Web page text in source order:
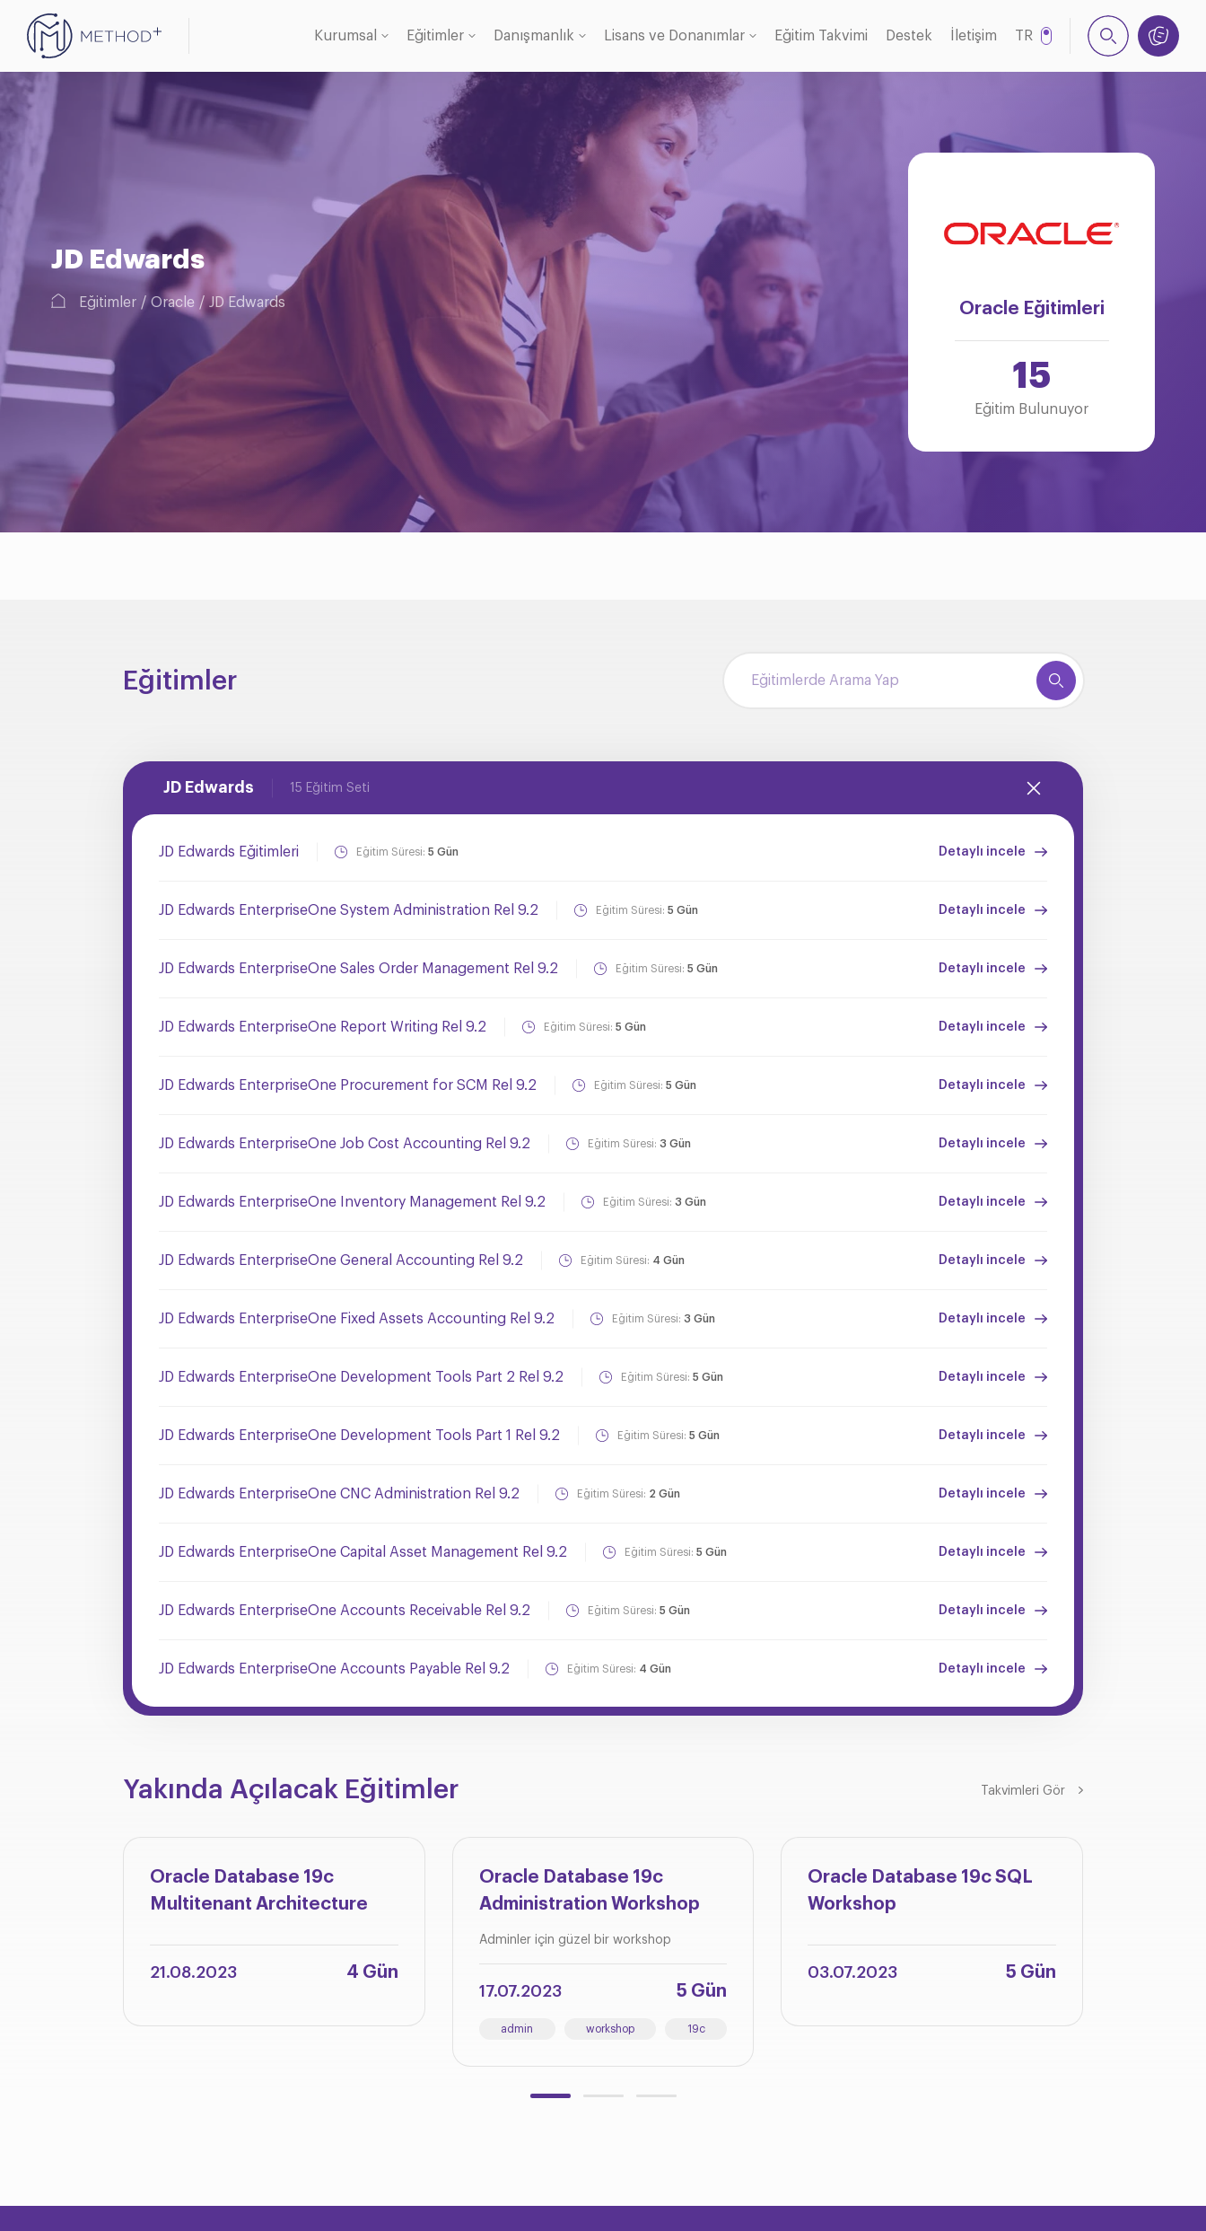
Kurumsal Eğitimler Danışmanlık
Veritabanı
Lisans ve Donanımlar
Oracle Lisans
Eğitim Takvimi Destek İletişim
TR
JD Edwards
Eğitimler Oracle JD Edwards Oracle Eğitimleri
15
Eğitim Bulunuyor
Eğitimler
JD Edwards 15 Eğitim Seti
JD Edwards Eğitimleri Eğitim Süresi: 5 Gün Detaylı incele
JD Edwards EnterpriseOne System Administration Rel 9.2 Eğitim Süresi: 5 Gün Detaylı incele
JD Edwards EnterpriseOne Sales Order Management Rel 9.2 Eğitim Süresi: 5 Gün Detaylı incele
JD Edwards EnterpriseOne Report Writing Rel 9.2 Eğitim Süresi: 5 Gün Detaylı incele
JD Edwards EnterpriseOne Procurement for SCM Rel 9.2 Eğitim Süresi: 5 Gün Detaylı incele
JD Edwards EnterpriseOne Job Cost Accounting Rel 9.2 Eğitim Süresi: 3 Gün Detaylı incele
JD Edwards EnterpriseOne Inventory Management Rel 9.2 Eğitim Süresi: 3 Gün Detaylı incele
JD Edwards EnterpriseOne General Accounting Rel 9.2 Eğitim Süresi: 4 Gün Detaylı incele
JD Edwards EnterpriseOne Fixed Assets Accounting Rel 9.2 Eğitim Süresi: 3 Gün Detaylı incele
JD Edwards EnterpriseOne Development Tools Part 2 Rel 9.2 Eğitim Süresi: 5 Gün Detaylı incele
JD Edwards EnterpriseOne Development Tools Part 1 Rel 9.2 Eğitim Süresi: 5 Gün Detaylı incele
JD Edwards EnterpriseOne CNC Administration Rel 9.2 Eğitim Süresi: 2 Gün Detaylı incele
JD Edwards EnterpriseOne Capital Asset Management Rel 9.2 Eğitim Süresi: 5 Gün Detaylı incele
JD Edwards EnterpriseOne Accounts Receivable Rel 9.2 Eğitim Süresi: 5 Gün Detaylı incele
JD Edwards EnterpriseOne Accounts Payable Rel 9.2 Eğitim Süresi: 4 Gün Detaylı incele
Yakında Açılacak Eğitimler Takvimleri Gör
Oracle Database 19c
Multitenant Architecture
21.08.2023 4 Gün
Oracle Database 19c
Administration Workshop
Adminler için güzel bir workshop
17.07.2023 5 Gün
admin workshop 19c
Oracle Database 19c SQL
Workshop
03.07.2023 5 Gün